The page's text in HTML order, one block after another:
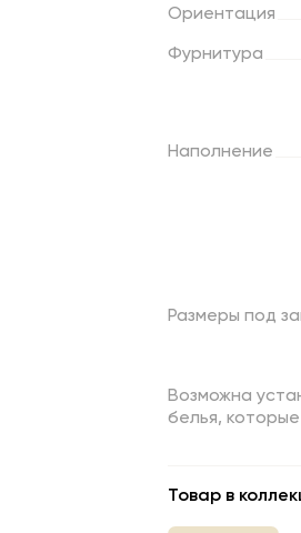
Ориентация
Фурнитура
Наполнение
Размеры под
Возможна
белья,
Товар в